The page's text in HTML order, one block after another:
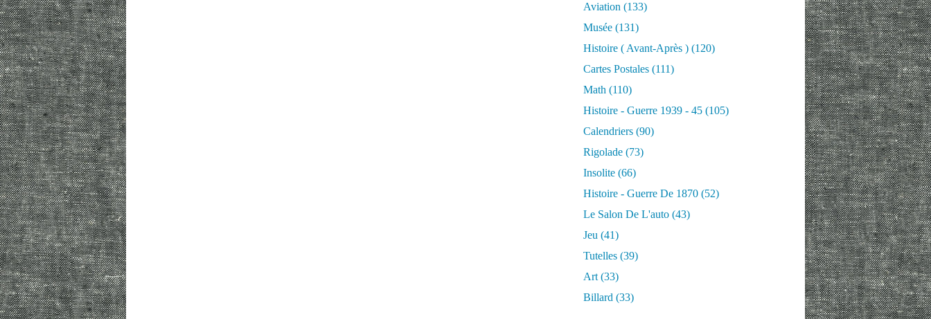
Aviation (133)
Musée (131)
Histoire ( Avant-Après ) (120)
Cartes Postales (111)
Math (110)
Histoire - Guerre 1939 - 45 (105)
Calendriers (90)
Rigolade (73)
Insolite (66)
Histoire - Guerre De 1870 (52)
Le Salon De L'auto (43)
Jeu (41)
Tutelles (39)
Art (33)
Billard (33)